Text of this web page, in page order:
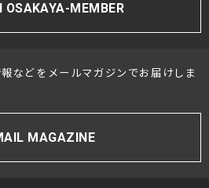
OSAKAYA-MEMBER
などをメールマガジンでお届けしま
MAGAZINE